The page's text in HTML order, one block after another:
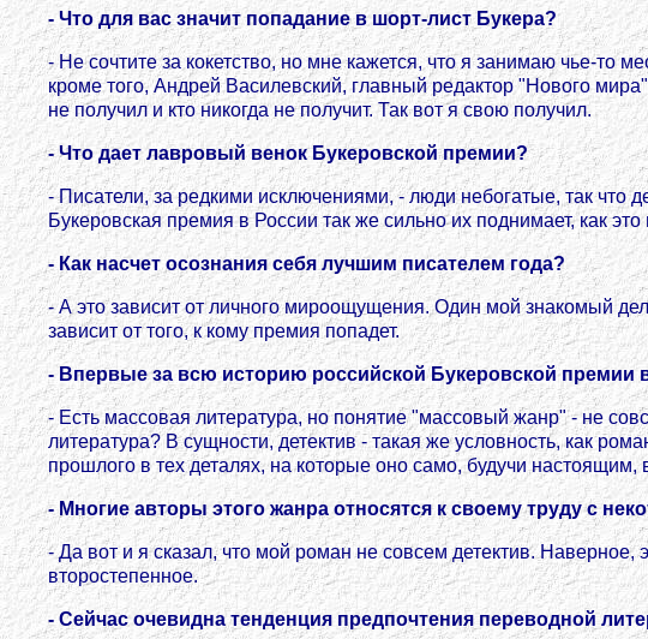
- Что для вас значит попадание в шорт-лист Букера?
- Не сочтите за кокетство, но мне кажется, что я занимаю чье-
кроме того, Андрей Василевский, главный редактор "Нового
не получил и кто никогда не получит. Так вот я свою получил.
- Что дает лавровый венок Букеровской премии?
- Писатели, за редкими исключениями, - люди небогатые, так что
Букеровская премия в России так же сильно их поднимает, как
- Как насчет осознания себя лучшим писателем года?
- А это зависит от личного мироощущения. Один мой знакомый
зависит от того, к кому премия попадет.
- Впервые за всю историю российской Букеровской премии
- Есть массовая литература, но понятие "массовый жанр" - не
литература? В сущности, детектив - такая же условность, как
прошлого в тех деталях, на которые оно само, будучи
- Многие авторы этого жанра относятся к своему труду с
- Да вот и я сказал, что мой роман не совсем детектив. Наверное,
второстепенное.
- Сейчас очевидна тенденция предпочтения переводной